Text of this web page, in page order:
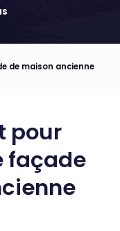
de maison ancienne
pour
façade